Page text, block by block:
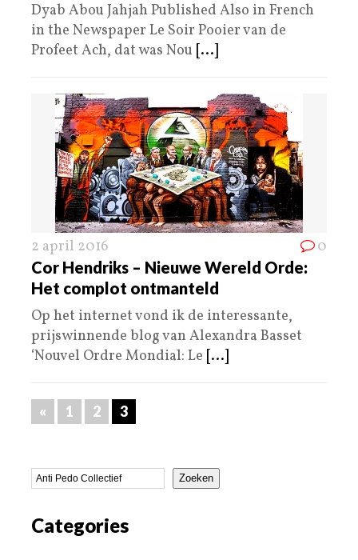
Dyab Abou Jahjah Published Also in French
in the Newspaper Le Soir Pooier van de
Profeet Ach, dat was Nou [...]
2 april 2016 0
Cor Hendriks – Nieuwe Wereld Orde:
Het complot ontmanteld
Op het internet vond ik de interessante,
prijswinnende blog van Alexandra Basset
‘Nouvel Ordre Mondial: Le [...]
« 1 2 3
Zoeken
Categories